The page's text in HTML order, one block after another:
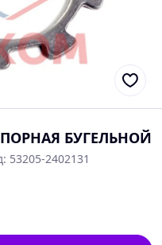
БУГЕЛЬНОЙ
53205-2402131